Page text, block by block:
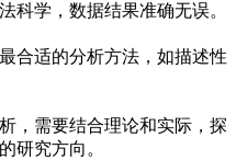
科学，数据结果准确无误。
合适的分析方法，如描述性
，需要结合理论和实际，探
研究方向。